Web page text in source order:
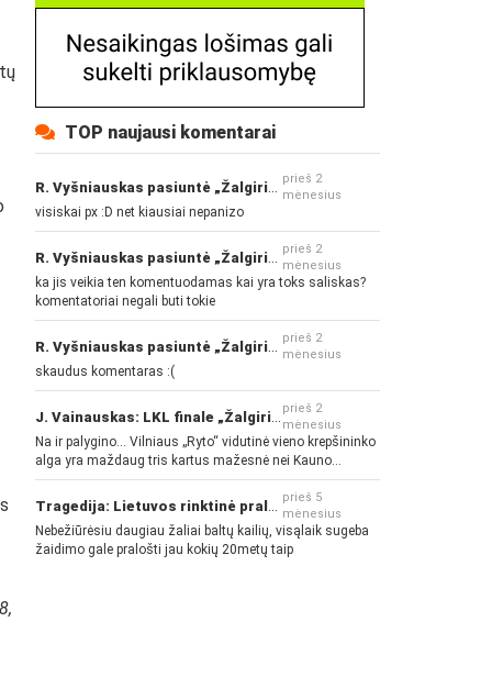
TOP naujausi komentarai
prieš 2
mėnesius
visiskai px :D net kiausiai nepanizo
prieš 2
mėnesius
ka jis veikia ten komentuodamas kai yra toks saliskas?
komentatoriai negali buti tokie
prieš 2
mėnesius
skaudus komentaras :(
prieš 2
mėnesius
Na ir palygino... Vilniaus „Ryto“ vidutinė vieno krepšininko
alga yra maždaug tris kartus mažesnė nei Kauno
„Žalgirio“... Mokama už sugebėjimus... Nėra pinigų - nėra
gerų žaidėjų...
prieš 5
mėnesius
Nebežiūrėsiu daugiau žaliai baltų kailių, visąlaik sugeba
žaidimo gale pralošti jau kokių 20metų taip